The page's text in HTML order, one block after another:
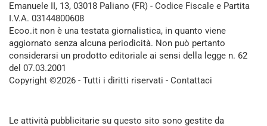
Emanuele II, 13, 03018 Paliano (FR) - Codice Fiscale e Partita
I.V.A. 03144800608
Ecoo.it non è una testata giornalistica, in quanto viene
aggiornato senza alcuna periodicità. Non può pertanto
considerarsi un prodotto editoriale ai sensi della legge n. 62
del 07.03.2001
Copyright ©2026 - Tutti i diritti riservati - Contattaci
Le attività pubblicitarie su questo sito sono gestite da